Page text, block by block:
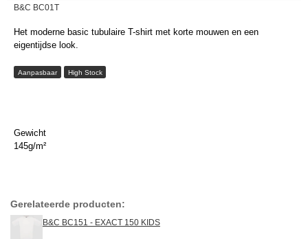
B&C BC01T
Het moderne basic tubulaire T-shirt met korte mouwen en een
eigentijdse look.
Aanpasbaar High Stock
Gewicht
145g/m²
Gerelateerde producten:
B&C BC151 - EXACT 150 KIDS